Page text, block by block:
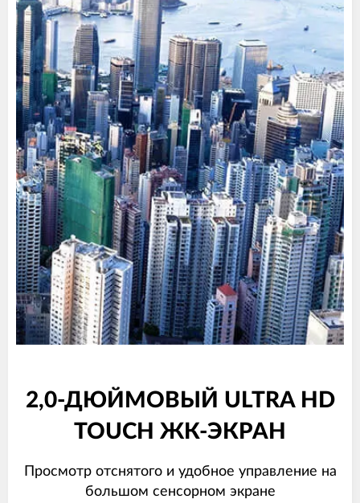
2,0-ДЮЙМОВЫЙ ULTRA HD
TOUCH ЖК-ЭКРАН
Просмотр отснятого и удобное управление на
большом сенсорном экране